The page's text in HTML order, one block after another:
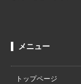
メニュー
トップページ